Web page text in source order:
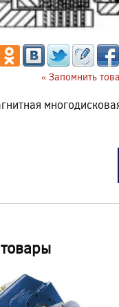
« Запомнить